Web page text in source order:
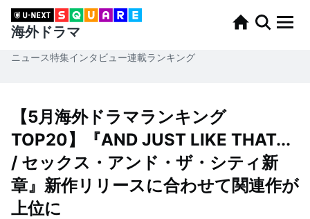
海外ドラマ
ニュース特集インタビュー連載ランキング
【5月海外ドラマランキング
TOP20】『AND JUST LIKE THAT...
/ セックス・アンド・ザ・シティ新
章』新作リリースに合わせて関連作が
上位に